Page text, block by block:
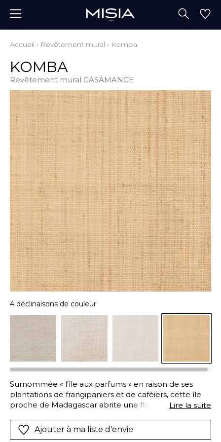
Accueil › Revêtement mural › Komba
KOMBA
Revêtement mural CASAMANCE
4 déclinaisons de couleur
Surnommée « l’île aux parfums » en raison de ses
plantations de frangipaniers et de caféiers, cette île
proche de Madagascar abrite une flore d’une grande
large fibre de raphia, proposée en quatre teintes
naturelles. Produit par un palmier originaire de
Lire la suite
Ajouter à ma liste d'envie